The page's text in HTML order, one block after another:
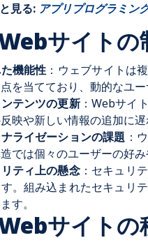
見る: アプリプログラミン
サイトの
機能性 ：ウェブサイトは
を当てており、動的なユ
テンツの更新：Webサイ
映や新しい情報の追加に遅
ライゼーションの課題 ：
では個々のユーザーの好
ティ上の懸念：セキュリ
。組み込まれたセキュリ
す。
サイトの